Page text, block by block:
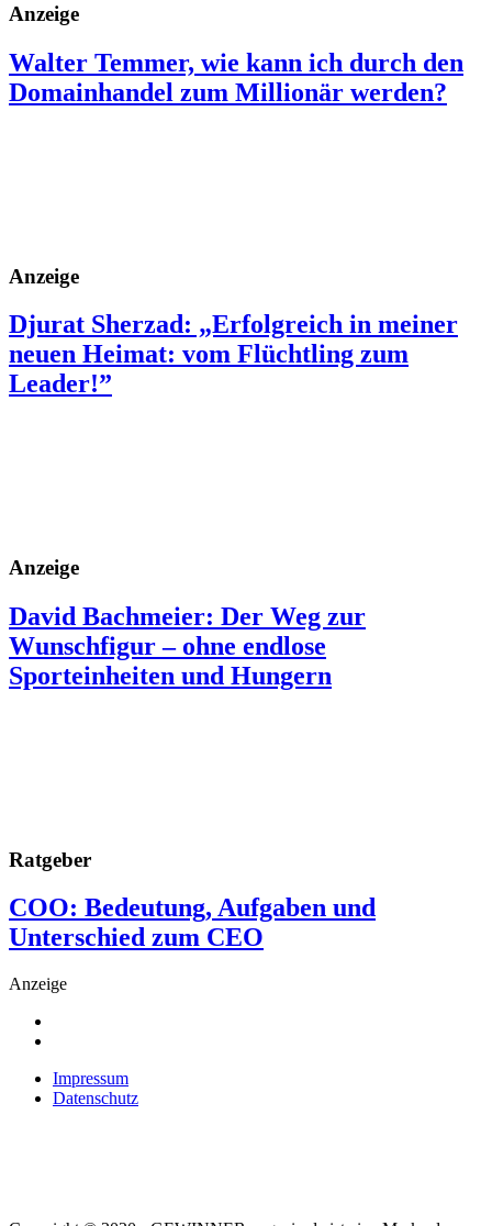
Anzeige
Walter Temmer, wie kann ich durch den
Domainhandel zum Millionär werden?
Anzeige
Djurat Sherzad: „Erfolgreich in meiner
neuen Heimat: vom Flüchtling zum
Leader!”
Anzeige
David Bachmeier: Der Weg zur
Wunschfigur – ohne endlose
Sporteinheiten und Hungern
Ratgeber
COO: Bedeutung, Aufgaben und
Unterschied zum CEO
Anzeige
Impressum
Datenschutz